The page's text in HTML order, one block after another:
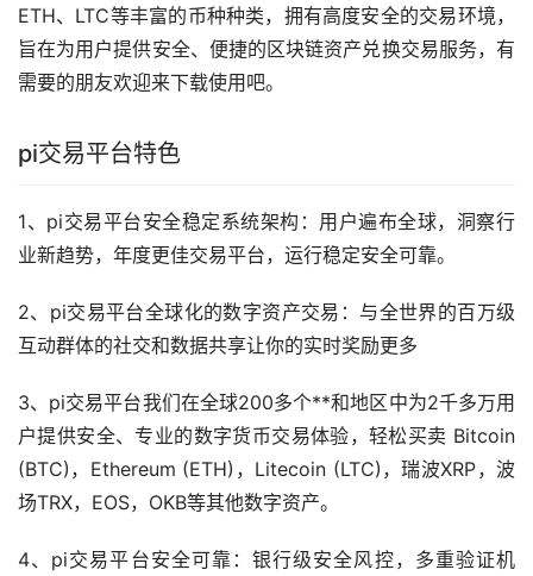
ETH、LTC等丰富的币种种类，拥有高度安全的交易环境，
旨在为用户提供安全、便捷的区块链资产兑换交易服务，有
需要的朋友欢迎来下载使用吧。
pi交易平台特色
1、pi交易平台安全稳定系统架构：用户遍布全球，洞察行
业新趋势，年度更佳交易平台，运行稳定安全可靠。
2、pi交易平台全球化的数字资产交易：与全世界的百万级
互动群体的社交和数据共享让你的实时奖励更多
3、pi交易平台我们在全球200多个**和地区中为2千多万用
户提供安全、专业的数字货币交易体验，轻松买卖 Bitcoin
(BTC)，Ethereum (ETH)，Litecoin (LTC)，瑞波XRP， 波
场TRX，EOS，OKB等其他数字资产。
4、pi交易平台安全可靠：银行级安全风控，多重验证机